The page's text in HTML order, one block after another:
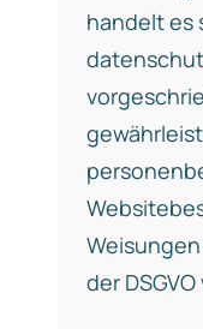
handelt es
der